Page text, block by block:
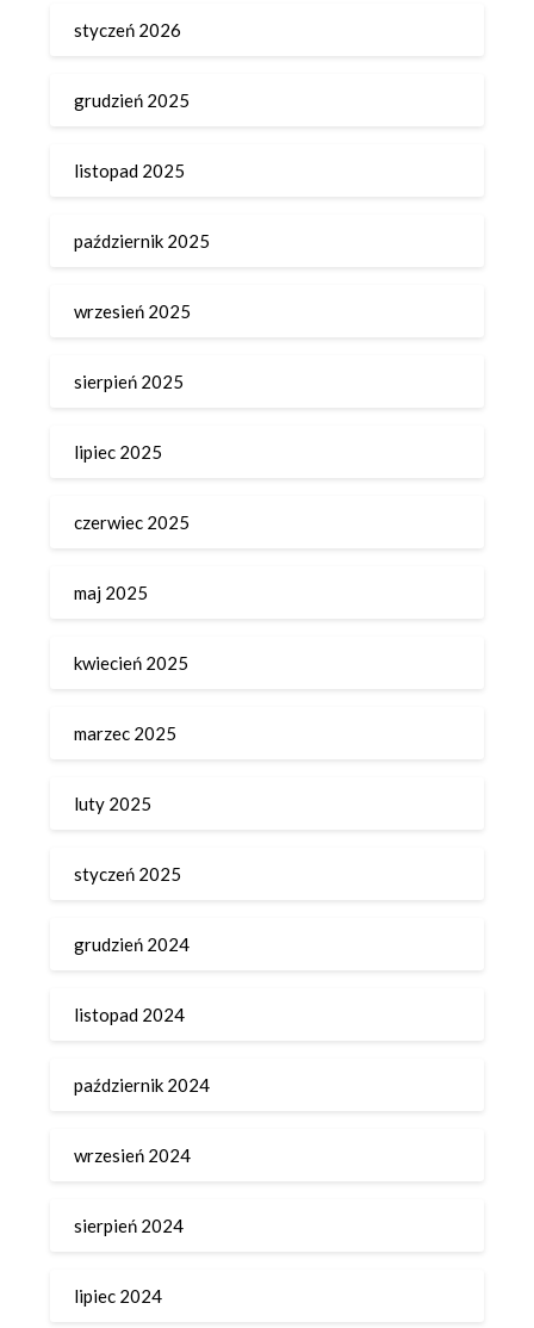
styczeń 2026
grudzień 2025
listopad 2025
październik 2025
wrzesień 2025
sierpień 2025
lipiec 2025
czerwiec 2025
maj 2025
kwiecień 2025
marzec 2025
luty 2025
styczeń 2025
grudzień 2024
listopad 2024
październik 2024
wrzesień 2024
sierpień 2024
lipiec 2024